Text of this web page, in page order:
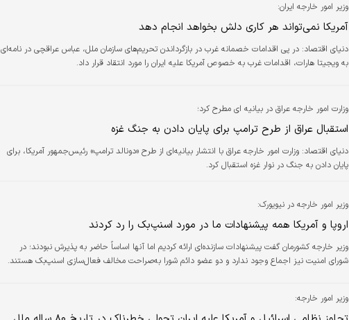
وزیر امور خارجه ایران:
آمریکا نمی‌تواند هر کاری دلش بخواهد انجام دهد
دنیای اقتصاد: در پی اقدامات خصمانه غرب در بازگرداندن تحریم‌های سازمان ملل، عباس عراقچی در نامه‌ای
به ویجیتا هارات، اقدامات غرب به خصوص آمریکا علیه ایران را مورد انتقاد قرار داد.
وزارت امور خارجه عراق در بیانیه ای مطرح کرد؛
استقبال عراق از طرح ترامپ برای پایان دادن به جنگ غزه
دنیای اقتصاد: وزارت امور خارجه عراق با انتشار بیانیه‌ای از طرح «دونالد ترامپ» رئیس‌جمهور آمریکا، برای
پایان دادن به جنگ در نوار غزه استقبال کرد.
وزیر امور خارجه در نیویورک:
اروپا و آمریکا همه پیشنهادات ما در مورد اسنپ‌بک را رد کردند
وزیر خارجه کشورمان گفت پیشنهادات سازنده‌ای ارائه کردیم اما آنها اساساً حاضر به پذیرش نبودند؛ در
شورای امنیت نیز اجماع وجود ندارد و دو عضو دائم شورا به‌صراحت مخالف فعال‌سازی اسنپ‌بک هستند.
وزیر امور خارجه: